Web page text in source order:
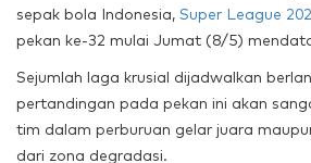
sepak bola Indonesia, Super League
pekan ke-32 mulai Jumat (8/5)
Sejumlah laga krusial dijadwalkan
pertandingan pada pekan ini akan
tim dalam perburuan gelar juara
dari zona degradasi.